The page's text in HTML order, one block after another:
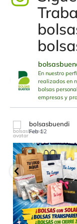
En nuestro
realizados en
bolsas
empresas y
bolsasbuendi
Feb 12
Todo el
negocio
29 0